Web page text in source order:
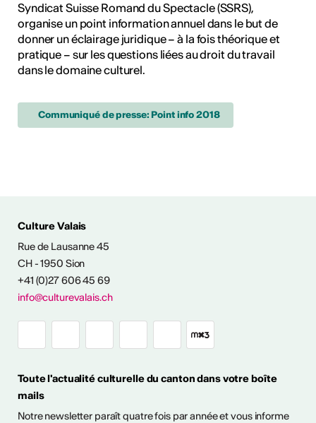
& CONTACT
Syndicat Suisse Romand du Spectacle (SSRS),
organise un point information annuel dans le but de
donner un éclairage juridique – à la fois théorique et
pratique – sur les questions liées au droit du travail
dans le domaine culturel.
Communiqué de presse: Point info 2018
Culture Valais
Rue de Lausanne 45
CH - 1950 Sion
+41 (0)27 606 45 69
info@culturevalais.ch
Toute l'actualité culturelle du canton dans votre boîte
mails
Notre newsletter paraît quatre fois par année et vous informe